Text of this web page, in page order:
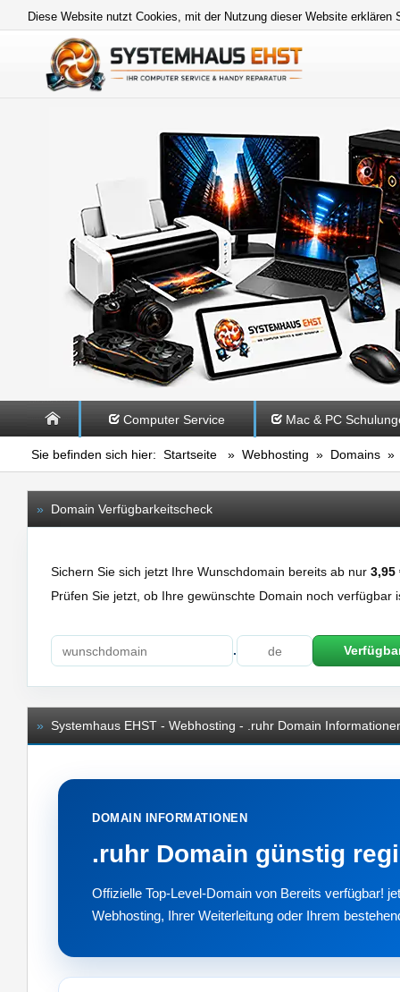
Diese Website nutzt Cookies, mit der Nutzung dieser Website
Computer Service Mac & PC
Sie befinden sich hier: Startseite » Webhosting » Domains »
» Domain Verfügbarkeitscheck
Sichern Sie sich jetzt Ihre Wunschdomain bereits ab nur 3,95
Prüfen Sie jetzt, ob Ihre gewünschte Domain noch verfügbar
.
» Systemhaus EHST - Webhosting - .ruhr Domain
DOMAIN INFORMATIONEN
.ruhr Domain günstig
Offizielle Top-Level-Domain von Bereits verfügbar!
Webhosting, Ihrer Weiterleitung oder Ihrem